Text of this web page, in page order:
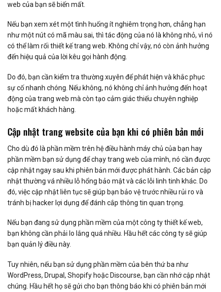
web của bạn sẽ biến mất.
Nếu bạn xem xét một tình huống ít nghiêm trọng hơn, chẳng hạn
như một nút có mã màu sai, thì tác động của nó là không nhỏ, vì nó
có thể làm rối thiết kế trang web. Không chỉ vậy, nó còn ảnh hưởng
đến hiệu quả của lời kêu gọi hành động.
Do đó, bạn cần kiểm tra thường xuyên để phát hiện và khắc phục
sự cố nhanh chóng. Nếu không, nó không chỉ ảnh hưởng đến hoạt
động của trang web mà còn tạo cảm giác thiếu chuyên nghiệp
hoặc mất khách hàng.
Cập nhật trang website của bạn khi có phiên bản mới
Cho dù đó là phần mềm trên hệ điều hành máy chủ của bạn hay
phần mềm bạn sử dụng để chạy trang web của mình, nó cần được
cập nhật ngay sau khi phiên bản mới được phát hành. Các bản cập
nhật thường vá nhiều lỗ hổng bảo mật và các lỗi linh tinh khác. Do
đó, việc cập nhật liên tục sẽ giúp bạn bảo vệ trước nhiều rủi ro và
tránh bị hacker lợi dụng để đánh cắp thông tin quan trọng.
Nếu bạn đang sử dụng phần mềm của một công ty thiết kế web,
bạn không cần phải lo lắng quá nhiều. Hầu hết các công ty sẽ giúp
bạn quản lý điều này.
Tuy nhiên, nếu bạn sử dụng phần mềm của bên thứ ba như
WordPress, Drupal, Shopify hoặc Discourse, bạn cần nhớ cập nhật
chúng. Hầu hết họ sẽ gửi cho bạn thông báo khi có phiên bản mới